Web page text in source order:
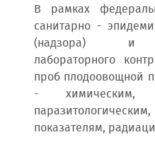
В рамках
санитарно -
(надзора) и
лабораторного
проб плодоовощной
- химическим,
показателям,